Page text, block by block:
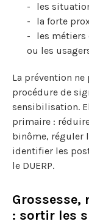
les
la forte
les métiers
ou les
La prévention
procédure de
sensibilisation.
primaire :
binôme, réguler
identifier les
le DUERP.
Grossesse,
: sortir les